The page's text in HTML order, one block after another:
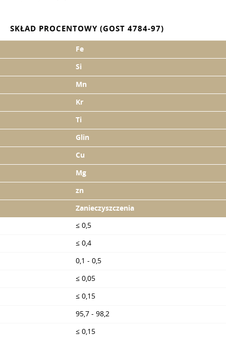
SKŁAD PROCENTOWY (GOST 4784-97)
Fe
Si
Mn
Kr
Ti
Glin
Cu
Mg
zn
Zanieczyszczenia
≤ 0,5
≤ 0,4
0,1 - 0,5
≤ 0,05
≤ 0,15
95,7 - 98,2
≤ 0,15